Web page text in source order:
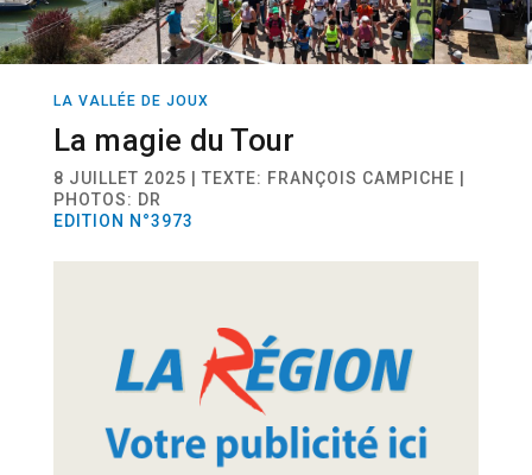
LA VALLÉE DE JOUX
La magie du Tour
8 JUILLET 2025 | TEXTE: FRANÇOIS CAMPICHE |
PHOTOS: DR
EDITION N°3973